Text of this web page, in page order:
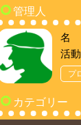
管理人
名
活
プ
カテゴリー